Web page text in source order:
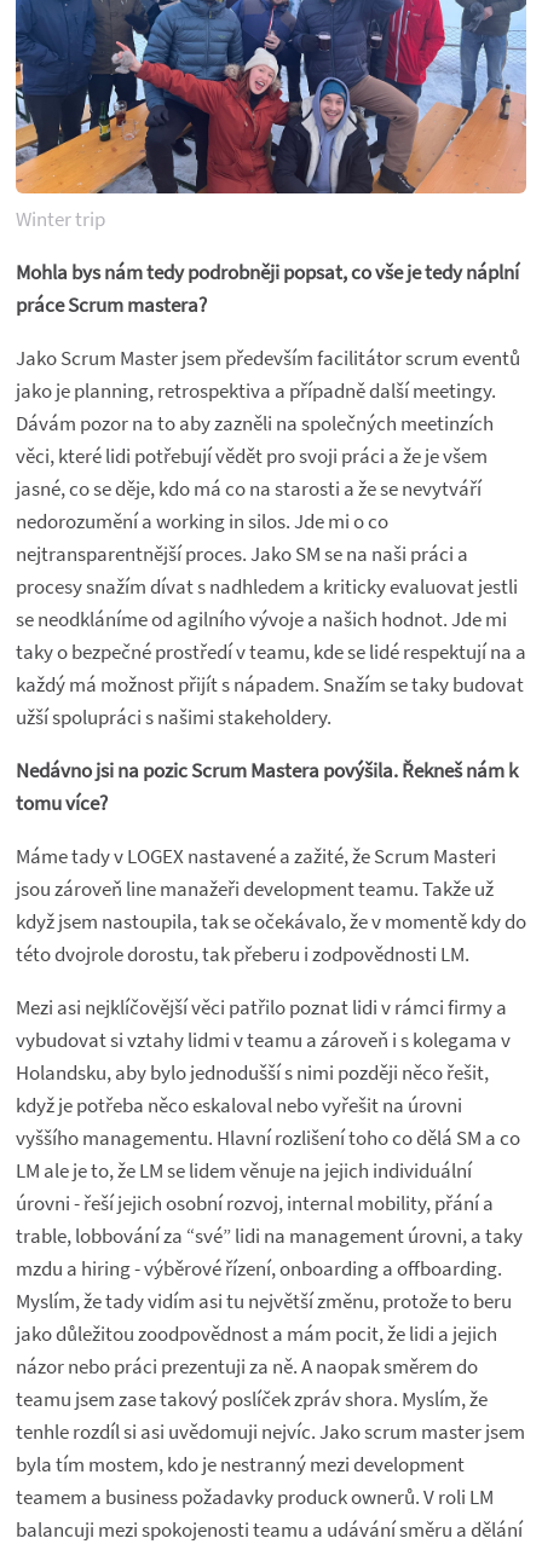
Winter trip
Mohla bys nám tedy podrobněji popsat, co vše je tedy náplní
práce Scrum mastera?
Jako Scrum Master jsem především facilitátor scrum eventů
jako je planning, retrospektiva a případně další meetingy.
Dávám pozor na to aby zazněli na společných meetinzích
věci, které lidi potřebují vědět pro svoji práci a že je všem
jasné, co se děje, kdo má co na starosti a že se nevytváří
nedorozumění a working in silos. Jde mi o co
nejtransparentnější proces. Jako SM se na naši práci a
procesy snažím dívat s nadhledem a kriticky evaluovat jestli
se neodkláníme od agilního vývoje a našich hodnot. Jde mi
taky o bezpečné prostředí v teamu, kde se lidé respektují na a
každý má možnost přijít s nápadem. Snažím se taky budovat
užší spolupráci s našimi stakeholdery.
Nedávno jsi na pozic Scrum Mastera povýšila. Řekneš nám k
tomu více?
Máme tady v LOGEX nastavené a zažité, že Scrum Masteri
jsou zároveň line manažeři development teamu. Takže už
když jsem nastoupila, tak se očekávalo, že v momentě kdy do
této dvojrole dorostu, tak přeberu i zodpovědnosti LM.
Mezi asi nejklíčovější věci patřilo poznat lidi v rámci firmy a
vybudovat si vztahy lidmi v teamu a zároveň i s kolegama v
Holandsku, aby bylo jednodušší s nimi později něco řešit,
když je potřeba něco eskaloval nebo vyřešit na úrovni
vyššího managementu. Hlavní rozlišení toho co dělá SM a co
LM ale je to, že LM se lidem věnuje na jejich individuální
úrovni - řeší jejich osobní rozvoj, internal mobility, přání a
trable, lobbování za “své” lidi na management úrovni, a taky
mzdu a hiring - výběrové řízení, onboarding a offboarding.
Myslím, že tady vidím asi tu největší změnu, protože to beru
jako důležitou zoodpovědnost a mám pocit, že lidi a jejich
názor nebo práci prezentuji za ně. A naopak směrem do
teamu jsem zase takový poslíček zpráv shora. Myslím, že
tenhle rozdíl si asi uvědomuji nejvíc. Jako scrum master jsem
byla tím mostem, kdo je nestranný mezi development
teamem a business požadavky produck ownerů. V roli LM
balancuji mezi spokojenosti teamu a udávání směru a dělání